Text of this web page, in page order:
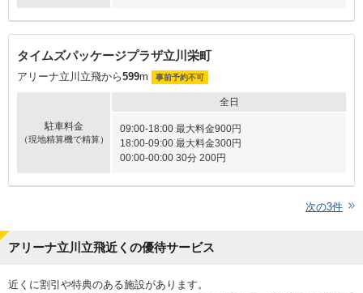
タイムズパッケージプラザ立川栄町
アリーナ立川立飛から599m 事前予約不可
駐車料金
（現地精算機で精算）
全日
09:00-18:00 最大料金900円
18:00-09:00 最大料金300円
00:00-00:00 30分 200円
次の3件
アリーナ立川立飛近くの優待サービス
近くに割引や特典のある施設があります。